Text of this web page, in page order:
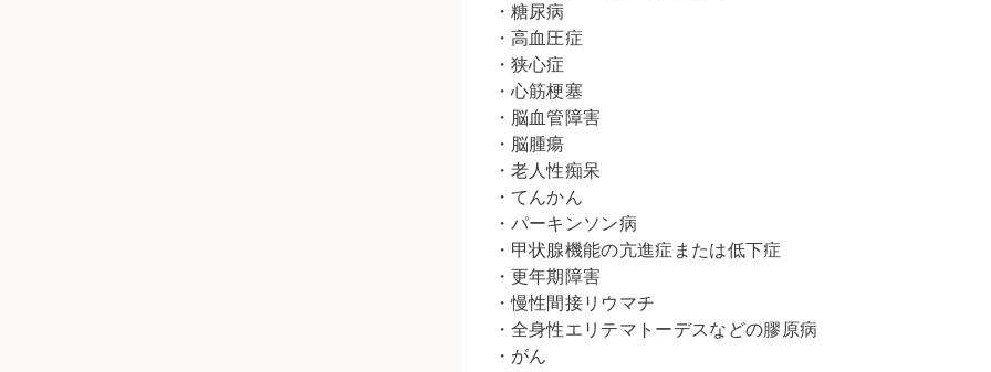
・糖尿病
・高血圧症
・狭心症
・心筋梗塞
・脳血管障害
・脳腫瘍
・老人性痴呆
・てんかん
・パーキンソン病
・甲状腺機能の亢進症または低下症
・更年期障害
・慢性間接リウマチ
・全身性エリテマトーデスなどの膠原病
・がん